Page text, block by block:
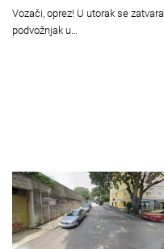
Vozači, oprez! U utorak se zatvara
podvožnjak u…